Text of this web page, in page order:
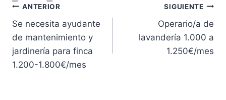
Navegación
de
entradas
ANTERIOR
Se necesita ayudante
de mantenimiento y
jardinería para finca
1.200-1.800€/mes
SIGUIENTE
Operario/a de
lavandería 1.000 a
1.250€/mes